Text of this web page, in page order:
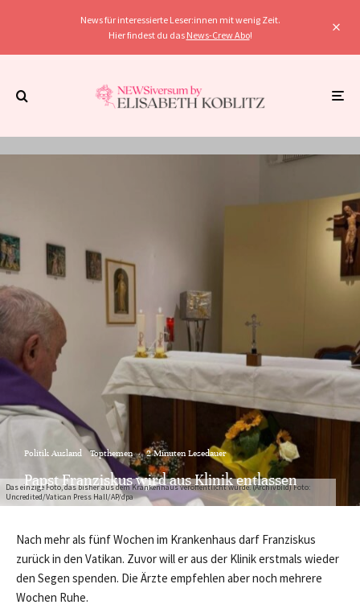
News für interessierte Leser:innen mit wenig Zeit.
Hier findest du das News-Crew Abo!
Das einzige Foto, das bisher aus dem Krankenhaus veröffentlicht wurde. (Archivbild) Foto:
Uncredited/Vatican Press Hall/AP/dpa
Politik Ausland Topthemen · 2 Minuten Lesedauer
Papst Franziskus wird aus Klinik entlassen
Nach mehr als fünf Wochen im Krankenhaus darf Franziskus
zurück in den Vatikan. Zuvor will er aus der Klinik erstmals wieder
den Segen spenden. Die Ärzte empfehlen aber noch mehrere
Wochen Ruhe.